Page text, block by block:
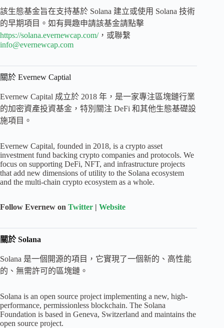
該生態基金旨在支持基於 Solana 建立或使用 Solana 技術
的早期項目。如有興趣申請該基金請點擊
https://solana.evernewcap.com/，或聯繫
info@evernewcap.com
關於 Evernew Captial
Evernew Capital 成立於 2018 年，是一家專注區塊鏈行業
的加密資產投資基金，特別關注 DeFi 和其他生態基礎設
施項目。
Evernew Capital, founded in 2018, is a crypto asset
investment fund backing crypto companies and protocols. We
focus on supporting DeFi, NFT, and infrastructure projects
that add new dimensions of utility to the Solana ecosystem
and the multi-chain crypto ecosystem as a whole.
Follow Evernew on Twitter | Website
關於 Solana
Solana 是一個開源的項目，它實現了一個新的、高性能
的、無需許可的區塊鏈。
Solana is an open source project implementing a new, high-
performance, permissionless blockchain. The Solana
Foundation is based in Geneva, Switzerland and maintains the
open source project.